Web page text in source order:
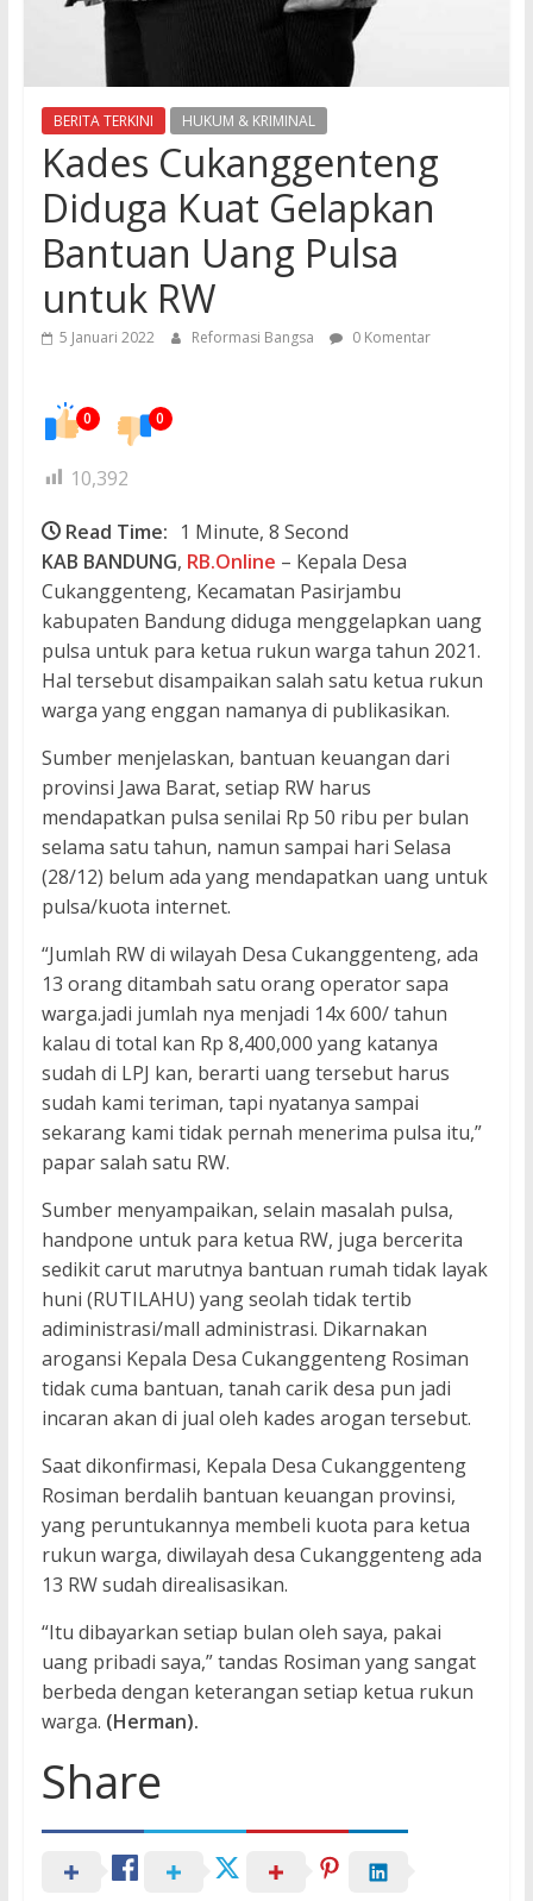
BERITA TERKINI HUKUM & KRIMINAL
Kades Cukanggenteng
Diduga Kuat Gelapkan
Bantuan Uang Pulsa
untuk RW
5 Januari 2022 Reformasi Bangsa 0 Komentar
0 0
10,392
Read Time: 1 Minute, 8 Second
KAB BANDUNG, RB.Online – Kepala Desa
Cukanggenteng, Kecamatan Pasirjambu
kabupaten Bandung diduga menggelapkan uang
pulsa untuk para ketua rukun warga tahun 2021.
Hal tersebut disampaikan salah satu ketua rukun
warga yang enggan namanya di publikasikan.
Sumber menjelaskan, bantuan keuangan dari
provinsi Jawa Barat, setiap RW harus
mendapatkan pulsa senilai Rp 50 ribu per bulan
selama satu tahun, namun sampai hari Selasa
(28/12) belum ada yang mendapatkan uang untuk
pulsa/kuota internet.
“Jumlah RW di wilayah Desa Cukanggenteng, ada
13 orang ditambah satu orang operator sapa
warga.jadi jumlah nya menjadi 14x 600/ tahun
kalau di total kan Rp 8,400,000 yang katanya
sudah di LPJ kan, berarti uang tersebut harus
sudah kami teriman, tapi nyatanya sampai
sekarang kami tidak pernah menerima pulsa itu,”
papar salah satu RW.
Sumber menyampaikan, selain masalah pulsa,
handpone untuk para ketua RW, juga bercerita
sedikit carut marutnya bantuan rumah tidak layak
huni (RUTILAHU) yang seolah tidak tertib
adiministrasi/mall administrasi. Dikarnakan
arogansi Kepala Desa Cukanggenteng Rosiman
tidak cuma bantuan, tanah carik desa pun jadi
incaran akan di jual oleh kades arogan tersebut.
Saat dikonfirmasi, Kepala Desa Cukanggenteng
Rosiman berdalih bantuan keuangan provinsi,
yang peruntukannya membeli kuota para ketua
rukun warga, diwilayah desa Cukanggenteng ada
13 RW sudah direalisasikan.
“Itu dibayarkan setiap bulan oleh saya, pakai
uang pribadi saya,” tandas Rosiman yang sangat
berbeda dengan keterangan setiap ketua rukun
warga. (Herman).
Share